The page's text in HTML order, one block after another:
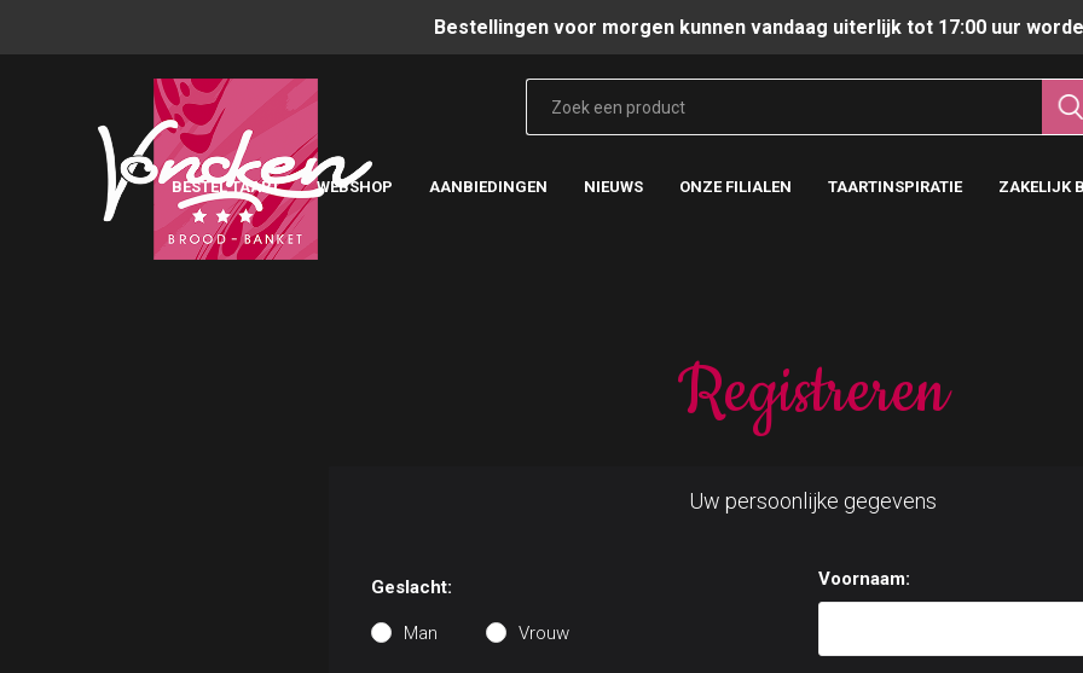
Bestellingen voor morgen kunnen vandaag uiterlijk tot 17:00 uur
BESTEL TAART WEBSHOP AANBIEDINGEN NIEUWS ONZE FILIALEN TAARTINSPIRATIE ZAKELIJK
Registreren
Uw persoonlijke gegevens
Geslacht:
Man Vrouw
Voornaam: